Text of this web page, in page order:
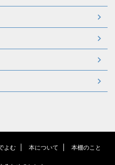
よむ 本について 本棚のこと